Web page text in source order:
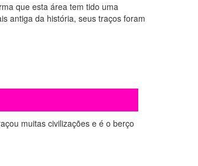
que esta área tem tido uma
antiga da história, seus traços foram
muitas civilizações e é o berço